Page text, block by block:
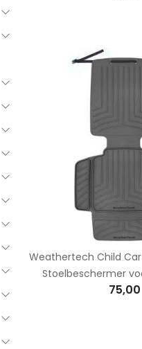
Weathertech Child
Stoelbeschermer
75,00